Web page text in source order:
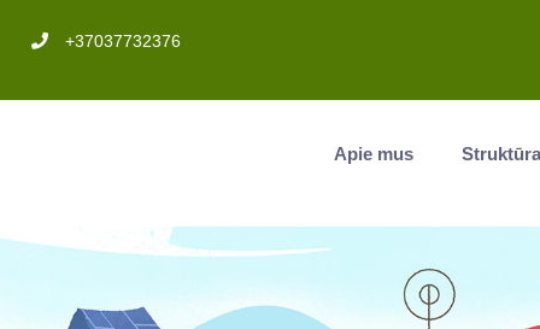
+37037732376
Apie mus